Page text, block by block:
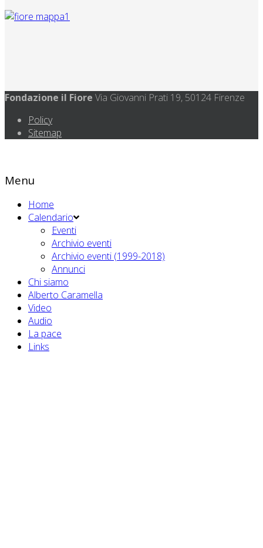
Fondazione il Fiore Via Giovanni Prati 19, 50124 Firenze
Policy
Sitemap
Menu
Home
Calendario
Eventi
Archivio eventi
Archivio eventi (1999-2018)
Annunci
Chi siamo
Alberto Caramella
Video
Audio
La pace
Links